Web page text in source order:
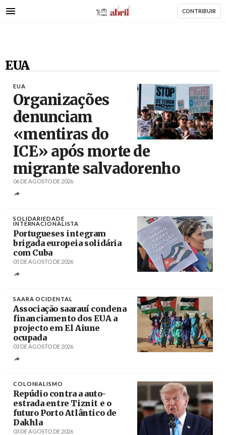
para
AbrilAbril CONTRIBUIR
EUA
EUA
Organizações
denunciam
«mentiras do
ICE» após morte de
migrante salvadorenho
06 DE AGOSTO DE 2026
SOLIDARIEDADE
INTERNACIONALISTA
Portugueses integram
brigada europeia solidária
com Cuba
05 DE AGOSTO DE 2026
SAARA OCIDENTAL
Associação saarauí condena
financiamento dos EUA a
projecto em El Aiune
ocupada
03 DE AGOSTO DE 2026
COLONIALISMO
Repúdio contra a auto-
estrada entre Tiznit e o
futuro Porto Atlântico de
Dakhla
03 DE AGOSTO DE 2026